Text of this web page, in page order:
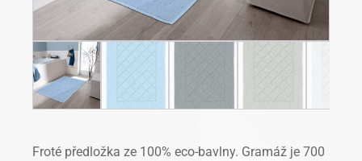
Froté předložka ze 100% eco-bavlny. Gramáž je 700